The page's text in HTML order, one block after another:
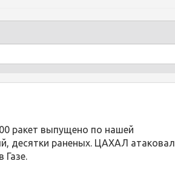
ракет выпущено по нашей
десятки раненых. ЦАХАЛ атаковал
Газе.